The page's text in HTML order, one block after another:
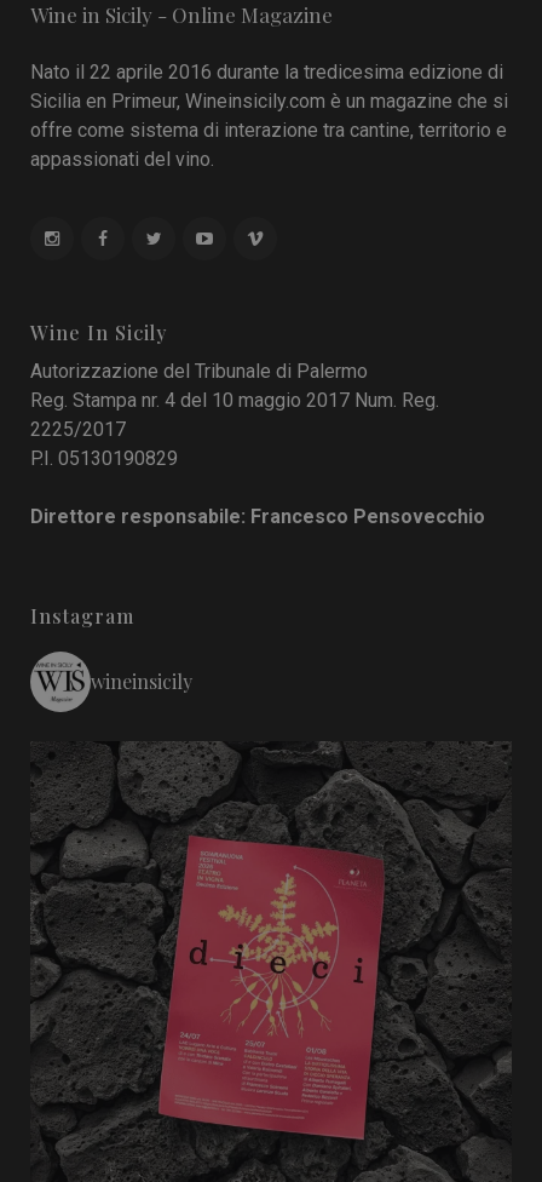
Wine in Sicily - Online Magazine
Nato il 22 aprile 2016 durante la tredicesima edizione di
Sicilia en Primeur, Wineinsicily.com è un magazine che si
offre come sistema di interazione tra cantine, territorio e
appassionati del vino.
Wine In Sicily
Autorizzazione del Tribunale di Palermo
Reg. Stampa nr. 4 del 10 maggio 2017 Num. Reg.
2225/2017
P.I. 05130190829
Direttore responsabile: Francesco Pensovecchio
Instagram
wineinsicily